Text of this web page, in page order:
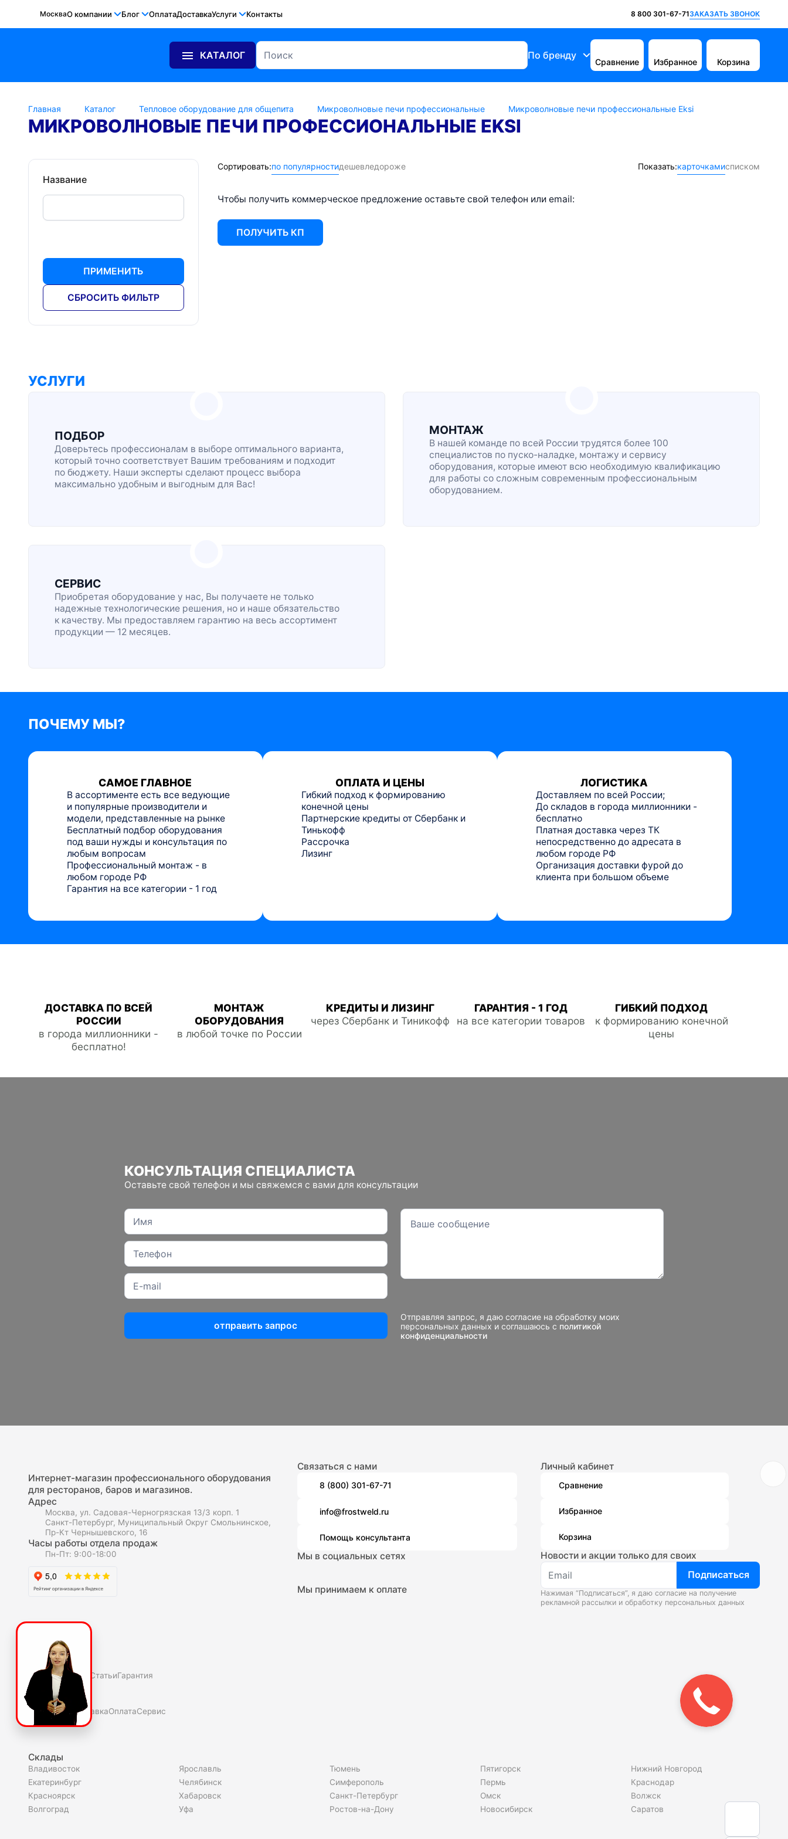
МоскваО компании Блог ОплатаДоставкаУслуги Контакты 8 800 301-67-71ЗАКАЗАТЬ ЗВОНОК
КАТАЛОГ По бренду
Сравнение Избранное Корзина
Главная Каталог Тепловое оборудование для общепита Микроволновые печи профессиональные Микроволновые печи профессиональные Eksi
МИКРОВОЛНОВЫЕ ПЕЧИ ПРОФЕССИОНАЛЬНЫЕ EKSI
Сортировать:по популярностидешевледороже Показать:карточкамисписком
Название
ПРИМЕНИТЬ
СБРОСИТЬ ФИЛЬТР
Чтобы получить коммерческое предложение оставьте свой телефон или email:
ПОЛУЧИТЬ КП
УСЛУГИ
ПОДБОР
Доверьтесь профессионалам в выборе оптимального варианта,
который точно соответствует Вашим требованиям и подходит
по бюджету. Наши эксперты сделают процесс выбора
максимально удобным и выгодным для Вас!
МОНТАЖ
В нашей команде по всей России трудятся более 100
специалистов по пуско-наладке, монтажу и сервису
оборудования, которые имеют всю необходимую квалификацию
для работы со сложным современным профессиональным
оборудованием.
СЕРВИС
Приобретая оборудование у нас, Вы получаете не только
надежные технологические решения, но и наше обязательство
к качеству. Мы предоставляем гарантию на весь ассортимент
продукции — 12 месяцев.
ПОЧЕМУ МЫ?
САМОЕ ГЛАВНОЕ
В ассортименте есть все ведующие
и популярные производители и
модели, представленные на рынке
Бесплатный подбор оборудования
под ваши нужды и консультация по
любым вопросам
Профессиональный монтаж - в
любом городе РФ
Гарантия на все категории - 1 год
ОПЛАТА И ЦЕНЫ
Гибкий подход к формированию
конечной цены
Партнерские кредиты от Сбербанк и
Тинькофф
Рассрочка
Лизинг
ЛОГИСТИКА
Доставляем по всей России;
До складов в города миллионники -
бесплатно
Платная доставка через ТК
непосредственно до адресата в
любом городе РФ
Организация доставки фурой до
клиента при большом объеме
ДОСТАВКА ПО ВСЕЙ
РОССИИ
в города миллионники -
бесплатно!
МОНТАЖ
ОБОРУДОВАНИЯ
в любой точке по России
КРЕДИТЫ И ЛИЗИНГ
через Сбербанк и Тиникофф
ГАРАНТИЯ - 1 ГОД
на все категории товаров
ГИБКИЙ ПОДХОД
к формированию конечной
цены
КОНСУЛЬТАЦИЯ СПЕЦИАЛИСТА
Оставьте свой телефон и мы свяжемся с вами для консультации
отправить запрос
Отправляя запрос, я даю согласие на обработку моих
персональных данных и соглашаюсь с политикой
конфиденциальности
Интернет-магазин профессионального оборудования
для ресторанов, баров и магазинов.
Адрес
Москва, ул. Садовая-Черногрязская 13/3 корп. 1
Санкт-Петербург, Муниципальный Округ Смольнинское,
Пр-Кт Чернышевского, 16
Часы работы отдела продаж
Пн-Пт: 9:00-18:00
О компаниии
О нас
Полезное
Скидки и акции СтатьиГарантия
Покупателю
Как купить ДоставкаОплатаСервис
Связаться с нами
8 (800) 301-67-71
info@frostweld.ru
Помощь консультанта
Мы в социальных сетях
Мы принимаем к оплате
Личный кабинет
Сравнение
Избранное
Корзина
Новости и акции только для своих
Подписаться
Нажимая “Подписаться”, я даю согласие на получение
рекламной рассылки и обработку персональных данных
Склады
Владивосток
Екатеринбург
Красноярск
Волгоград
Ярославль
Челябинск
Хабаровск
Уфа
Тюмень
Симферополь
Санкт-Петербург
Ростов-на-Дону
Пятигорск
Пермь
Омск
Новосибирск
Нижний Новгород
Краснодар
Волжск
Саратов
Закажите
звонок!